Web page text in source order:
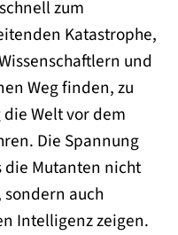
zum
Katastrophe,
und
Weg finden, zu
Welt vor dem
Die Spannung
die Mutanten nicht
auch
Intelligenz zeigen.